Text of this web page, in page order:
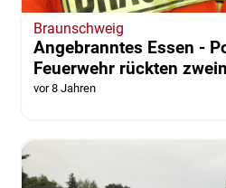
Braunschweig
Angebranntes Essen -
Feuerwehr rückten
vor 8 Jahren